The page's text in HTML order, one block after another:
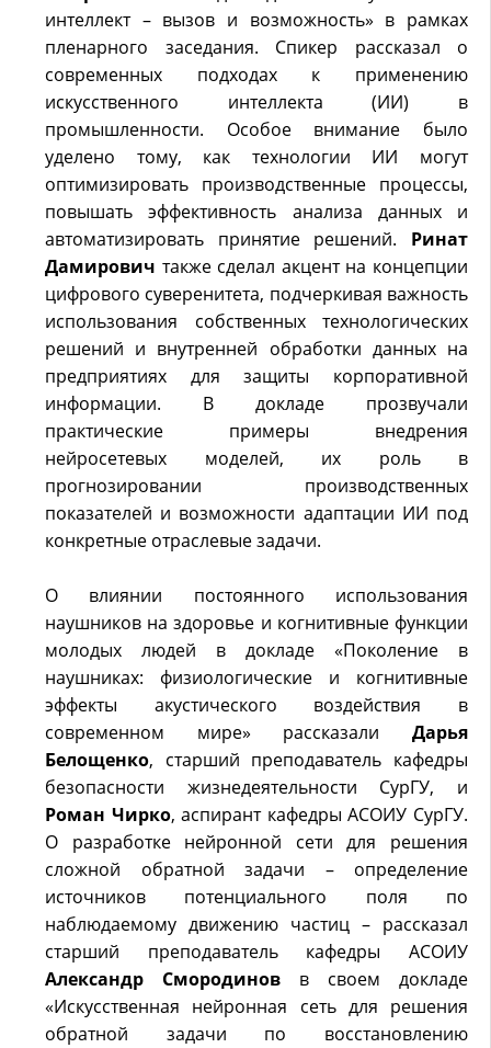
интеллект – вызов и возможность» в рамках
пленарного заседания. Спикер рассказал о
современных подходах к применению
искусственного интеллекта (ИИ) в
промышленности. Особое внимание было
уделено тому, как технологии ИИ могут
оптимизировать производственные процессы,
повышать эффективность анализа данных и
автоматизировать принятие решений. Ринат
Дамирович также сделал акцент на концепции
цифрового суверенитета, подчеркивая важность
использования собственных технологических
решений и внутренней обработки данных на
предприятиях для защиты корпоративной
информации. В докладе прозвучали
практические примеры внедрения
нейросетевых моделей, их роль в
прогнозировании производственных
показателей и возможности адаптации ИИ под
конкретные отраслевые задачи.
О влиянии постоянного использования
наушников на здоровье и когнитивные функции
молодых людей в докладе «Поколение в
наушниках: физиологические и когнитивные
эффекты акустического воздействия в
современном мире» рассказали Дарья
Белощенко, старший преподаватель кафедры
безопасности жизнедеятельности СурГУ, и
Роман Чирко, аспирант кафедры АСОИУ СурГУ.
О разработке нейронной сети для решения
сложной обратной задачи – определение
источников потенциального поля по
наблюдаемому движению частиц – рассказал
старший преподаватель кафедры АСОИУ
Александр Смородинов в своем докладе
«Искусственная нейронная сеть для решения
обратной задачи по восстановлению